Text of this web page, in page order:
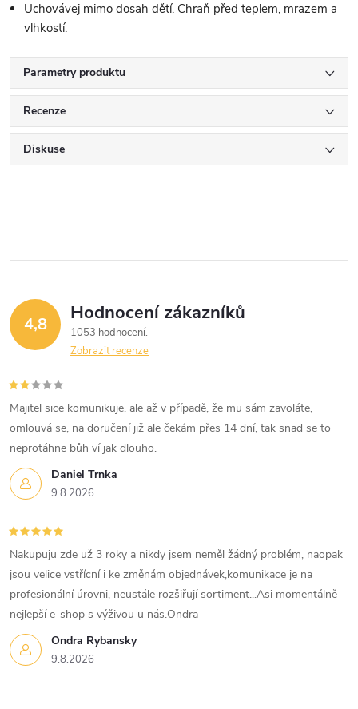
Uchovávej mimo dosah dětí. Chraň před teplem, mrazem a
vlhkostí.
Parametry produktu
Recenze
Diskuse
4,8 Hodnocení zákazníků
1053 hodnocení
Zobrazit recenze
Daniel Trnka
9.8.2026
Majitel sice komunikuje, ale až v případě, že mu sám zavoláte,
omlouvá se, na doručení již ale čekám přes 14 dní, tak snad se to
neprotáhne bůh ví jak dlouho.
Ondra Rybansky
9.8.2026
Nakupuju zde už 3 roky a nikdy jsem neměl žádný problém, naopak
jsou velice vstřícní i ke změnám objednávek,komunikace je na
profesionální úrovni, neustále rozšiřují sortiment...Asi momentálně
nejlepší e-shop s výživou u nás.Ondra